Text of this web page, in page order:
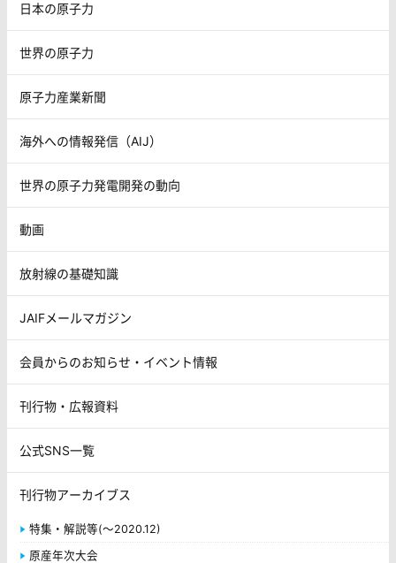
日本の原子力
世界の原子力
原子力産業新聞
海外への情報発信（AIJ）
世界の原子力発電開発の動向
動画
放射線の基礎知識
JAIFメールマガジン
会員からのお知らせ・イベント情報
刊行物・広報資料
公式SNS一覧
刊行物アーカイブス
特集・解説等(～2020.12)
原産年次大会